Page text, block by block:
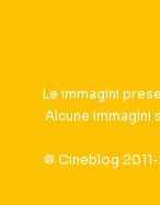
Le immagini
Alcune immagini
© Cineblog